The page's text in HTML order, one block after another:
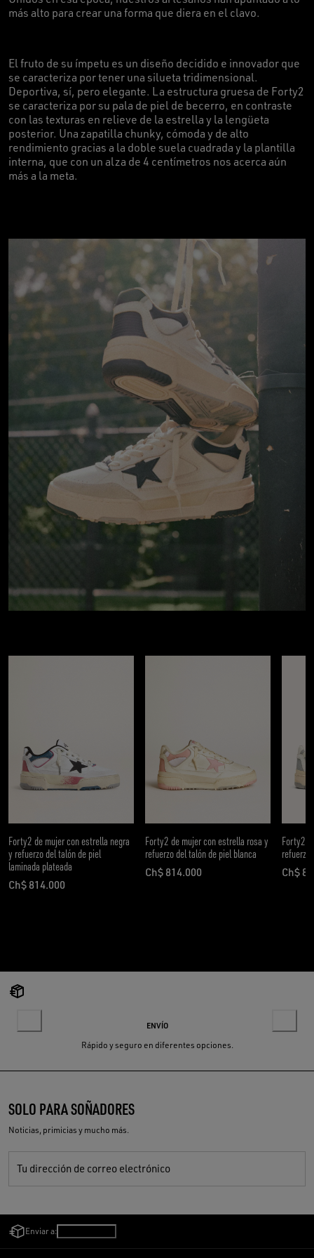
más alto para crear una forma que diera en el clavo.
El fruto de su ímpetu es un diseño decidido e innovador que
se caracteriza por tener una silueta tridimensional.
Deportiva, sí, pero elegante. La estructura gruesa de Forty2
se caracteriza por su pala de piel de becerro, en contraste
con las texturas en relieve de la estrella y la lengüeta
posterior. Una zapatilla chunky, cómoda y de alto
rendimiento gracias a la doble suela cuadrada y la plantilla
interna, que con un alza de 4 centímetros nos acerca aún
más a la meta.
Forty2 de mujer con estrella negra
y refuerzo del talón de piel
laminada plateada
Ch$ 814.000
precio actual Ch$ 814.000
Forty2 de mujer con estrella rosa y
refuerzo del talón de piel blanca
Ch$ 814.000
precio actual Ch$ 814.000
Forty2
Ch$
ENVÍO
Rápido y seguro en diferentes opciones.
SOLO PARA SOÑADORES
Noticias, primicias y mucho más.
Tu dirección de correo electrónico
Enviar a: